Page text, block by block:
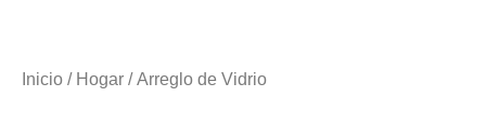
Inicio / Hogar / Arreglo de Vidrio